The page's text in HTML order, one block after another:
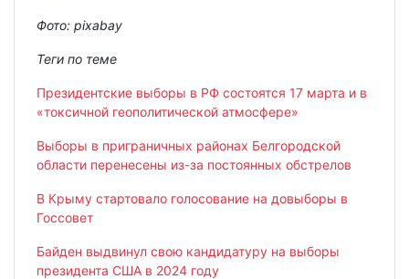
Фото: pixabay
Теги по теме
Президентские выборы в РФ состоятся 17 марта и в
«токсичной геополитической атмосфере»
Выборы в приграничных районах Белгородской
области перенесены из-за постоянных обстрелов
В Крыму стартовало голосование на довыборы в
Госсовет
Байден выдвинул свою кандидатуру на выборы
президента США в 2024 году